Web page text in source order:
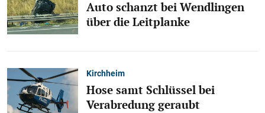
Auto schanzt bei Wendlingen
über die Leitplanke
Kirchheim
Hose samt Schlüssel bei
Verabredung geraubt